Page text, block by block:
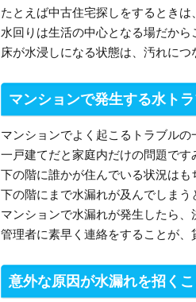
たとえば中古住宅探しをするときは
水回りは生活の中心となる場だから
床が水浸しになる状態は、汚れにつ
マンションで発生する水ト
マンションでよく起こるトラブルの
一戸建てだと家庭内だけの問題です
下の階に誰かが住んでいる状況はも
下の階にまで水漏れが及んでしまう
マンションで水漏れが発生したら、
管理者に素早く連絡をすることが、
意外な原因が水漏れを招く